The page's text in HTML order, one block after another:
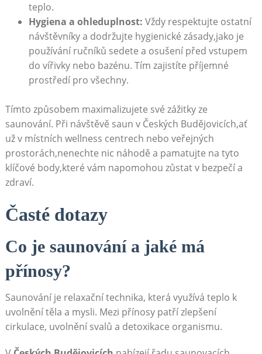
teplo.
Hygiena‌ a ohleduplnost: Vždy respektujte ostatní
návštěvníky a dodržujte hygienické zásady,jako je
používání ručníků ‍sedete a osušení ‍před vstupem
do vířivky nebo bazénu. Tím zajistíte příjemné ​
prostředí ⁢pro všechny.
Tímto způsobem maximalizujete své zážitky ze
⁢saunování. Při návštěvě saun v Českých Budějovicích,ať
už v místních wellness centrech nebo veřejných
prostorách,nenechte ⁣nic náhodě a pamatujte na tyto⁤
klíčové body,které vám napomohou zůstat‍ v bezpečí a
zdraví.
Časté dotazy
Co je saunování⁤ a jaké má
přínosy?
Saunování je relaxační⁤ technika, která využívá teplo k
uvolnění⁢ těla a mysli. Mezi přínosy patří zlepšení
cirkulace, uvolnění ⁣svalů a detoxikace organismu.